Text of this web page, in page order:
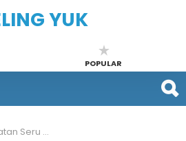
POPULAR
Bikin Libur Natal Semakin Asyik